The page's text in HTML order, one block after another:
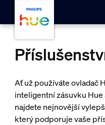
Ať už používáte ovladač
inteligentní zásuvku
najdete nejnovější
který podporuje vaše